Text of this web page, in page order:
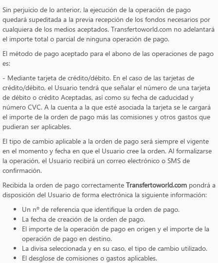
Sin perjuicio de lo anterior, la ejecución de la operación de pago
quedará supeditada a la previa recepción de los fondos necesarios por
cualquiera de los medios aceptados. Transfertoworld.com no adelantará
el importe total o parcial de ninguna operación de pago.
El método de pago aceptado para el abono de las operaciones de pago
es:
- Mediante tarjeta de crédito/débito. En el caso de las tarjetas de
crédito/débito, el Usuario tendrá que señalar el número de una tarjeta
de débito o crédito Aceptadas, así como su fecha de caducidad y
número CVC. A la cuenta a la que esté asociada la tarjeta se le cargará
el importe de la orden de pago más las comisiones y otros gastos que
pudieran ser aplicables.
El tipo de cambio aplicable a la orden de pago será siempre el vigente
en el momento y fecha en que el Usuario cree la orden. Al formalizarse
la operación, el Usuario recibirá un correo electrónico o SMS de
confirmación.
Recibida la orden de pago correctamente Transfertoworld.com pondrá a
disposición del Usuario de forma electrónica la siguiente información:
Un nº de referencia que identifique la orden de pago.
La fecha de creación de la orden de pago.
El importe de la operación de pago en origen y el importe de la
operación de pago en destino.
La divisa seleccionada y en su caso, el tipo de cambio utilizado.
El desglose de comisiones o gastos aplicables.